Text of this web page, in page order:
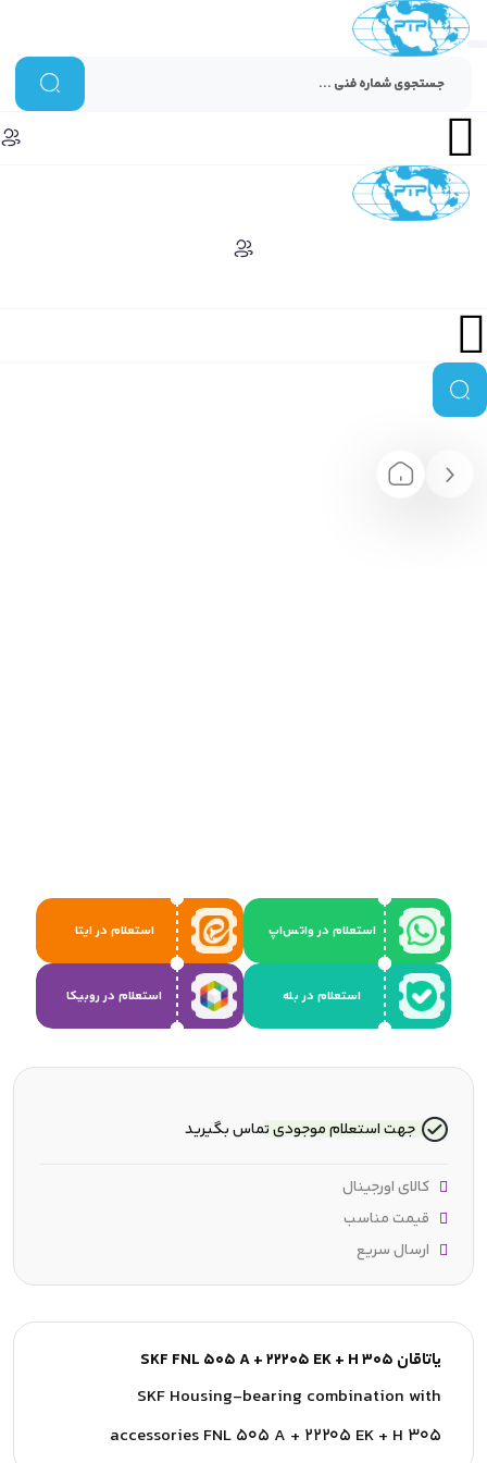
استعلام در واتس‌اپ استعلام در ایتا
استعلام در بله استعلام در روبیکا
یاتاقان SKF FNL 505 A + 22205 EK + H 305
SKF Housing-bearing combination with
accessories FNL 505 A + 22205 EK + H 305
جهت استعلام موجودی تماس بگیرید
کالای اورجینال
قیمت مناسب
ارسال سریع